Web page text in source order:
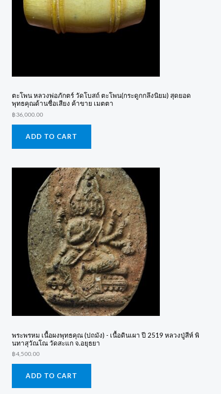
ตะโพน หลวงพ่อภักตร์ วัดโบสถ์ ตะโพน(กระดูกกลึงนิยม) สุดยอด
พุทธคุณด้านชื่อเสียง ค้าขาย เมตตา
฿36,000.00
ADD TO CART
พระพรหม เนื้อผงพุทธคุณ (ปถมัง) - เนื้อดินเผา ปี 2519 หลวงปู่สีห์ พิ
นทาสุวัณโณ วัดสะแก จ.อยุธยา
฿4,500.00
ADD TO CART